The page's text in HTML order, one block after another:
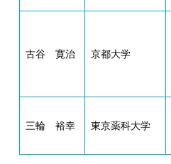
古谷 寛治 京都大学
三輪 裕幸 東京薬科大学